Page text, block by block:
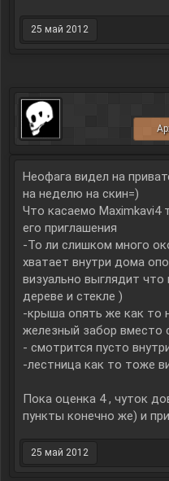
25 май 2012
Неофага видел на
на неделю на скин=)
Что касаемо Maximkavi4
его приглашения
-То ли слишком много
хватает внутри дома
визуально выглядит что
дереве и стекле )
-крыша опять же как то
железный забор вместо
- смотрится пусто
-лестница как то тоже
Пока оценка 4 , чуток
пункты конечно же) и
25 май 2012